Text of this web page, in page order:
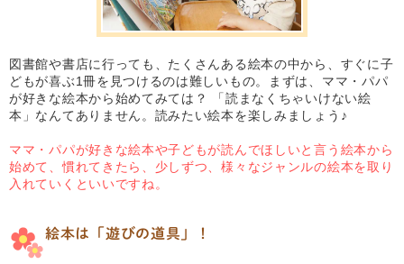
図書館や書店に行っても、たくさんある絵本の中から、すぐに子
どもが喜ぶ1冊を見つけるのは難しいもの。まずは、ママ・パパ
が好きな絵本から始めてみては？ 「読まなくちゃいけない絵
本」なんてありません。読みたい絵本を楽しみましょう♪
ママ・パパが好きな絵本や子どもが読んでほしいと言う絵本から
始めて、慣れてきたら、少しずつ、様々なジャンルの絵本を取り
入れていくといいですね。
絵本は「遊びの道具」！